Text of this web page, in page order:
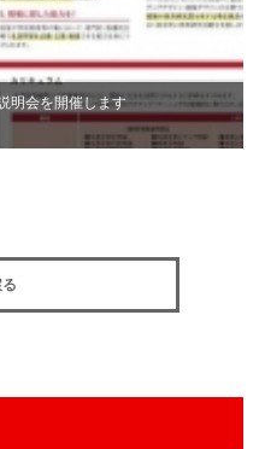
明会を開催します